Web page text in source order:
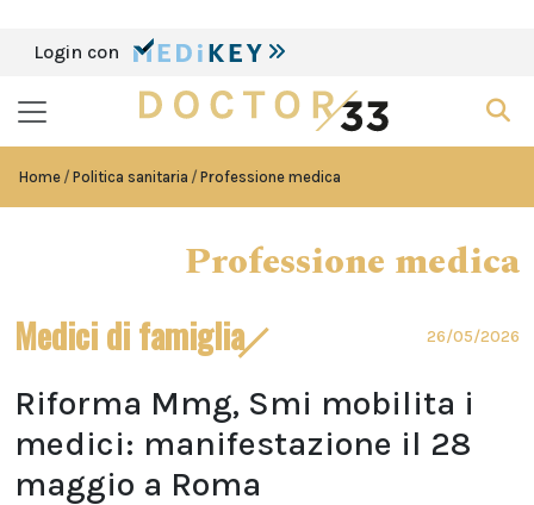
Login con
Home Politica sanitaria Professione medica
Professione medica
Medici di famiglia 26/05/2026
Riforma Mmg, Smi mobilita i
medici: manifestazione il 28
maggio a Roma